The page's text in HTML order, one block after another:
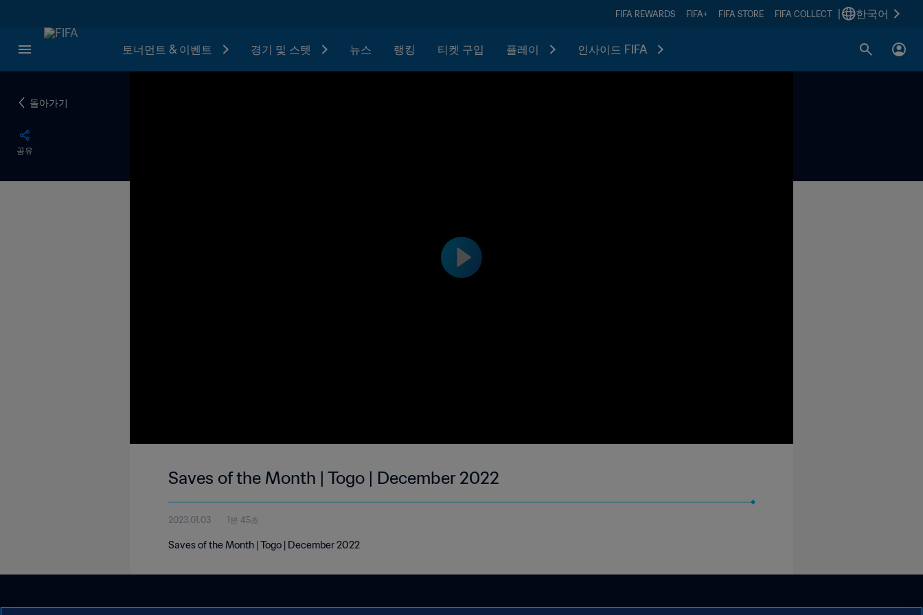
FIFA REWARDS FIFA+ FIFA STORE FIFA COLLECT 한국어
토너먼트 & 이벤트 경기 및 스텟 뉴스 랭킹 티켓 구입 플레이 인사이드 FIFA
돌아가기
공유
Saves of the Month | Togo | December 2022
2023.01.03 1분 45초
Saves of the Month | Togo | December 2022